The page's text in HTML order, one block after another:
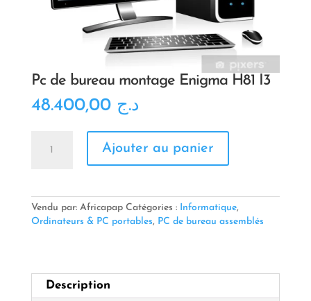
Pc de bureau montage Enigma H81 I3
د.ج 48.400,00
montage
Enigma
Ajouter au panier
Vendu par: Africapap Catégories : Informatique,
Ordinateurs & PC portables, PC de bureau assemblés
Description